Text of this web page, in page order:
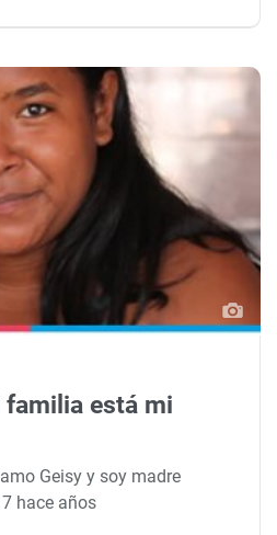
familia está mi
Geisy y soy madre
hace años